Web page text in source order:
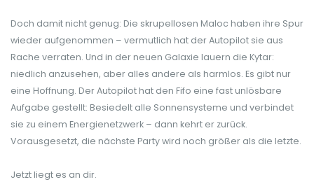
Doch damit nicht genug: Die skrupellosen Maloc haben ihre Spur
wieder aufgenommen – vermutlich hat der Autopilot sie aus
Rache verraten. Und in der neuen Galaxie lauern die Kytar:
niedlich anzusehen, aber alles andere als harmlos. Es gibt nur
eine Hoffnung. Der Autopilot hat den Fifo eine fast unlösbare
Aufgabe gestellt: Besiedelt alle Sonnensysteme und verbindet
sie zu einem Energienetzwerk – dann kehrt er zurück.
Vorausgesetzt, die nächste Party wird noch größer als die letzte.
Jetzt liegt es an dir.